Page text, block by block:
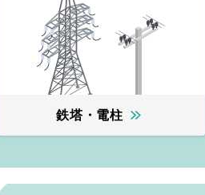
鉄塔・電柱